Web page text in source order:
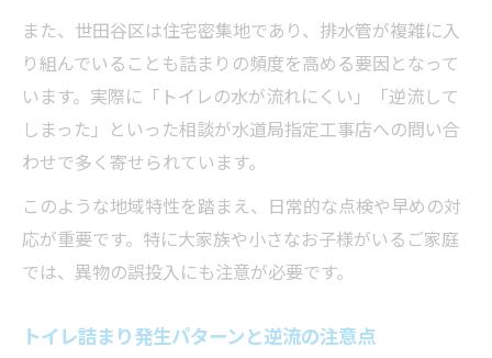
また、世田谷区は住宅密集地であり、排水管が複雑に入
り組んでいることも詰まりの頻度を高める要因となって
います。実際に「トイレの水が流れにくい」「逆流して
しまった」といった相談が水道局指定工事店への問い合
わせで多く寄せられています。
このような地域特性を踏まえ、日常的な点検や早めの対
応が重要です。特に大家族や小さなお子様がいるご家庭
では、異物の誤投入にも注意が必要です。
トイレ詰まり発生パターンと逆流の注意点